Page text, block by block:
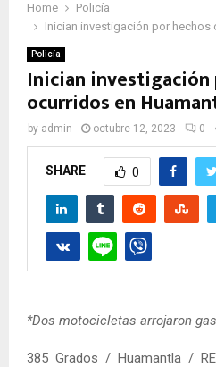
Home
Policía
Inician investigación por hechos
Policía
Inician investigación
ocurridos en
by admin octubre 12, 2023 0
SHARE 0
*Dos motocicletas arrojaron
385 Grados / Huamantla /